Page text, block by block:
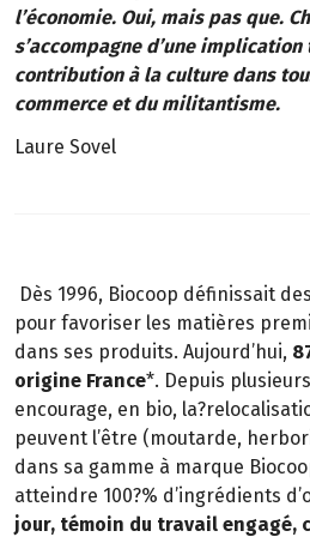
l’économie. Oui, mais pas que.
s’accompagne d’une
contribution à la culture dans
commerce et du militantisme.
Laure Sovel
Dès 1996, Biocoop définissait des
pour favoriser les matières
dans ses produits. Aujourd’hui,
origine France*. Depuis
encourage, en bio,
peuvent l’être (moutarde,
dans sa gamme à marque
atteindre 100?% d’ingrédients
jour, témoin du travail engagé,